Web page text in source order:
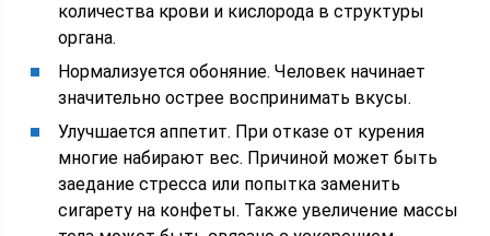
количества крови и кислорода в структуры
органа.
Нормализуется обоняние. Человек начинает
значительно острее воспринимать вкусы.
Улучшается аппетит. При отказе от курения
многие набирают вес. Причиной может быть
заедание стресса или попытка заменить
сигарету на конфеты. Также увеличение массы